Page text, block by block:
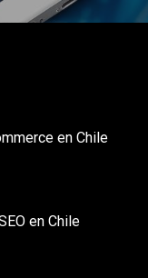
en Chile
en Chile